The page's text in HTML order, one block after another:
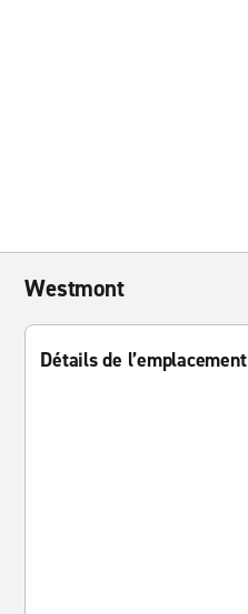
Westmont
Détails de l’emplacement